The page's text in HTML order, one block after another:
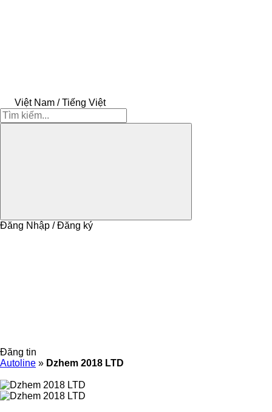
Việt Nam / Tiếng Việt
Đăng Nhập / Đăng ký
Đăng tin
Autoline » Dzhem 2018 LTD